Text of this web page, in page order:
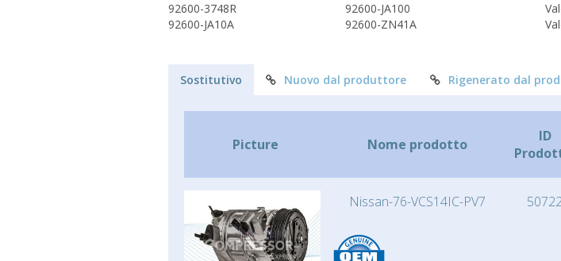
92600-3748R
92600-JA100
92600-JA10A
92600-ZN41A
Sostitutivo Nuovo dal produttore Rigenerato dal
Picture Nome prodotto
ID
Nissan-76-VCS14IC-PV7